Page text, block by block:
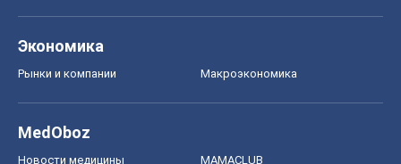
Экономика
Рынки и компании Mакроэкономика
MedOboz
Новости медицины MAMACLUB